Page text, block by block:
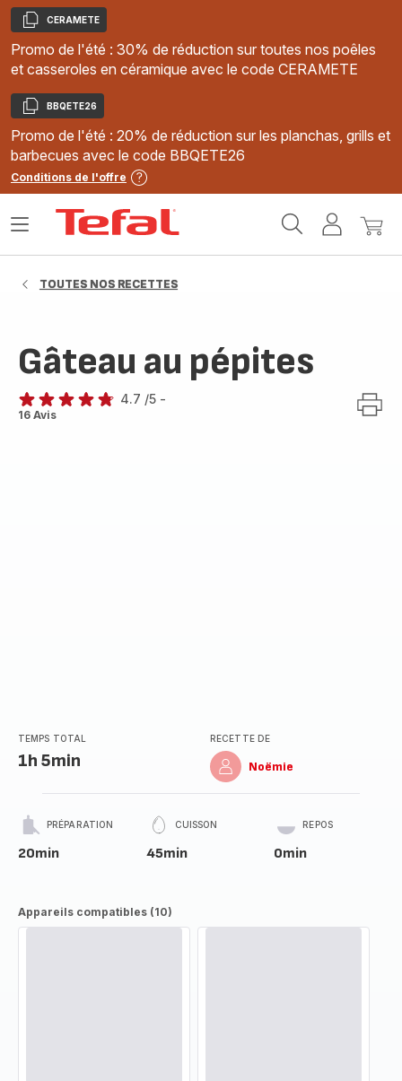
Copier
CERAMETE
Promo de l'été : 30% de réduction sur toutes nos poêles
et casseroles en céramique avec le code CERAMETE
Copier
BBQETE26
Promo de l'été : 20% de réduction sur les planchas, grills et
barbecues avec le code BBQETE26
Conditions de l'offre
MonMon
Ouvrir
TOUTES NOS RECETTES
Gâteau au pépites
ratings.4.7
4.7 /5 -
16 Avis
TEMPS TOTAL
1h 5min
RECETTE DE
Noëmie
PRÉPARATION
20min
CUISSON
45min
REPOS
0min
Appareils compatibles (10)